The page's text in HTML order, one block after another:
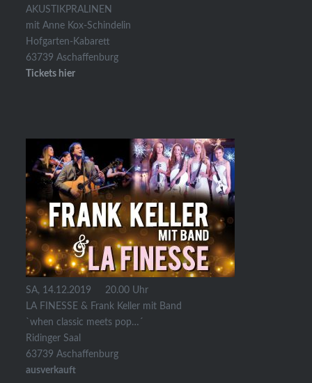
AKUSTIKPRALINEN
mit Anne Kox-Schindelin
Hofgarten-Kabarett
63739 Aschaffenburg
Tickets hier
SA, 14.12.2019 20.00 Uhr
LA FINESSE & Frank Keller mit Band
`when classic meets pop…´
Ridinger Saal
63739 Aschaffenburg
ausverkauft